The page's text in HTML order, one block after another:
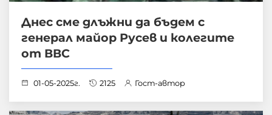
Днес сме длъжни да бъдем с
генерал майор Русев и колегите
от ВВС
01-05-2025г. 2125 Гост-автор